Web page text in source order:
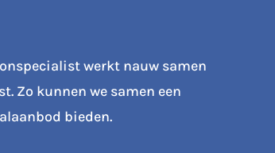
werkt nauw samen
Zo kunnen we samen een
bieden.